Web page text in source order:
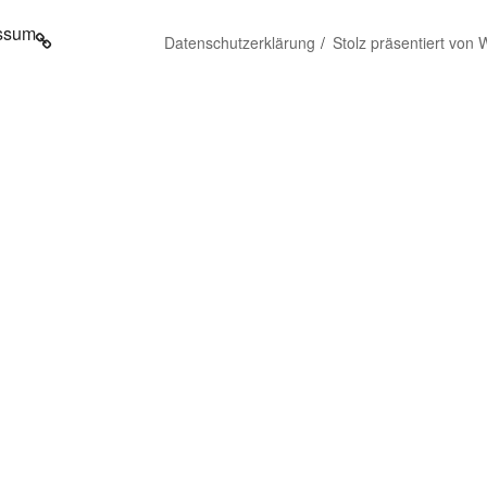
Datenschutzerklärung Stolz präsentiert von